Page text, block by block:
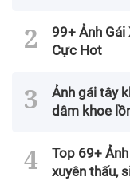
99+ Ảnh Gái
Cực Hot
Ảnh gái tây
dâm khoe
Top 69+
xuyên thấu,